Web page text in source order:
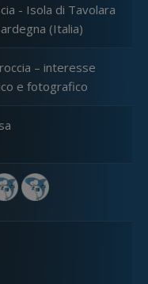
- Isola di Tavolara
(Italia)
– interesse
e fotografico